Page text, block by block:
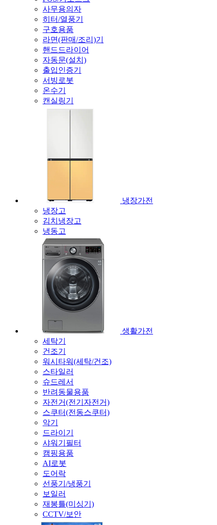
사무용의자
히터/열풍기
구호용품
라면(판매/조리)기
핸드드라이어
자동문(설치)
출입인증기
서빙로봇
온수기
캔실링기
냉장가전
냉장고
김치냉장고
냉동고
생활가전
세탁기
건조기
워시타워(세탁/건조)
스타일러
슈드레서
반려동물용품
자전거(전기자전거)
스쿠터(전동스쿠터)
악기
드라이기
샤워기필터
캠핑용품
AI로봇
도어락
선풍기/냉풍기
보일러
재봉틀(미싱기)
CCTV/보안